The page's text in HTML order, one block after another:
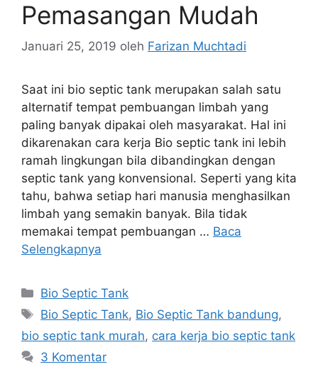
Pemasangan Mudah
Januari 25, 2019 oleh Farizan Muchtadi
Saat ini bio septic tank merupakan salah satu
alternatif tempat pembuangan limbah yang
paling banyak dipakai oleh masyarakat. Hal ini
dikarenakan cara kerja Bio septic tank ini lebih
ramah lingkungan bila dibandingkan dengan
septic tank yang konvensional. Seperti yang kita
tahu, bahwa setiap hari manusia menghasilkan
limbah yang semakin banyak. Bila tidak
memakai tempat pembuangan … Baca
Selengkapnya
Kategori
Bio Septic Tank
Tag
Bio Septic Tank, Bio Septic Tank bandung,
bio septic tank murah, cara kerja bio septic tank
3 Komentar